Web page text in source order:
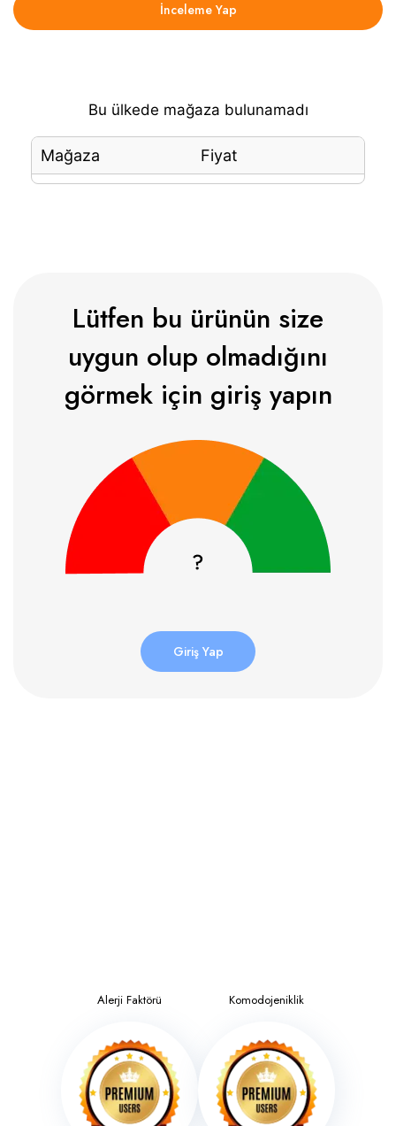
İnceleme Yap
Bu ülkede mağaza bulunamadı
Mağaza Fiyat
Lütfen bu ürünün size
uygun olup olmadığını
görmek için giriş yapın
Giriş Yap
Alerji Faktörü Komodojeniklik